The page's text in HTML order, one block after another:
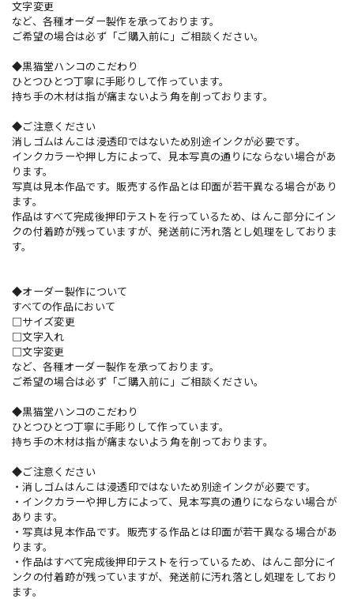
文字変更
など、各種オーダー製作を承っております。
ご希望の場合は必ず「ご購入前に」ご相談ください。
◆黒猫堂ハンコのこだわり
ひとつひとつ丁寧に手彫りして作っています。
持ち手の木材は指が痛まないよう角を削っております。
◆ご注意ください
消しゴムはんこは浸透印ではないため別途インクが必要です。
インクカラーや押し方によって、見本写真の通りにならない場合があ
ります。
写真は見本作品です。販売する作品とは印面が若干異なる場合があり
ます。
作品はすべて完成後押印テストを行っているため、はんこ部分にイン
クの付着跡が残っていますが、発送前に汚れ落とし処理をしておりま
す。
◆オーダー製作について
すべての作品において
□サイズ変更
□文字入れ
□文字変更
など、各種オーダー製作を承っております。
ご希望の場合は必ず「ご購入前に」ご相談ください。
◆黒猫堂ハンコのこだわり
ひとつひとつ丁寧に手彫りして作っています。
持ち手の木材は指が痛まないよう角を削っております。
◆ご注意ください
・消しゴムはんこは浸透印ではないため別途インクが必要です。
・インクカラーや押し方によって、見本写真の通りにならない場合が
あります。
・写真は見本作品です。販売する作品とは印面が若干異なる場合があ
ります。
・作品はすべて完成後押印テストを行っているため、はんこ部分にイ
ンクの付着跡が残っていますが、発送前に汚れ落とし処理をしており
ます。